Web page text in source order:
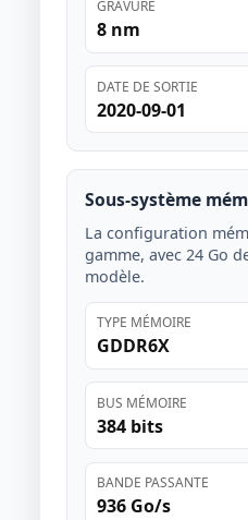
GRAVURE
8 nm
DATE DE SORTIE
2020-09-01
Sous-système
La configuration
gamme, avec 24 Go
modèle.
TYPE MÉMOIRE
GDDR6X
BUS MÉMOIRE
384 bits
BANDE PASSANTE
936 Go/s